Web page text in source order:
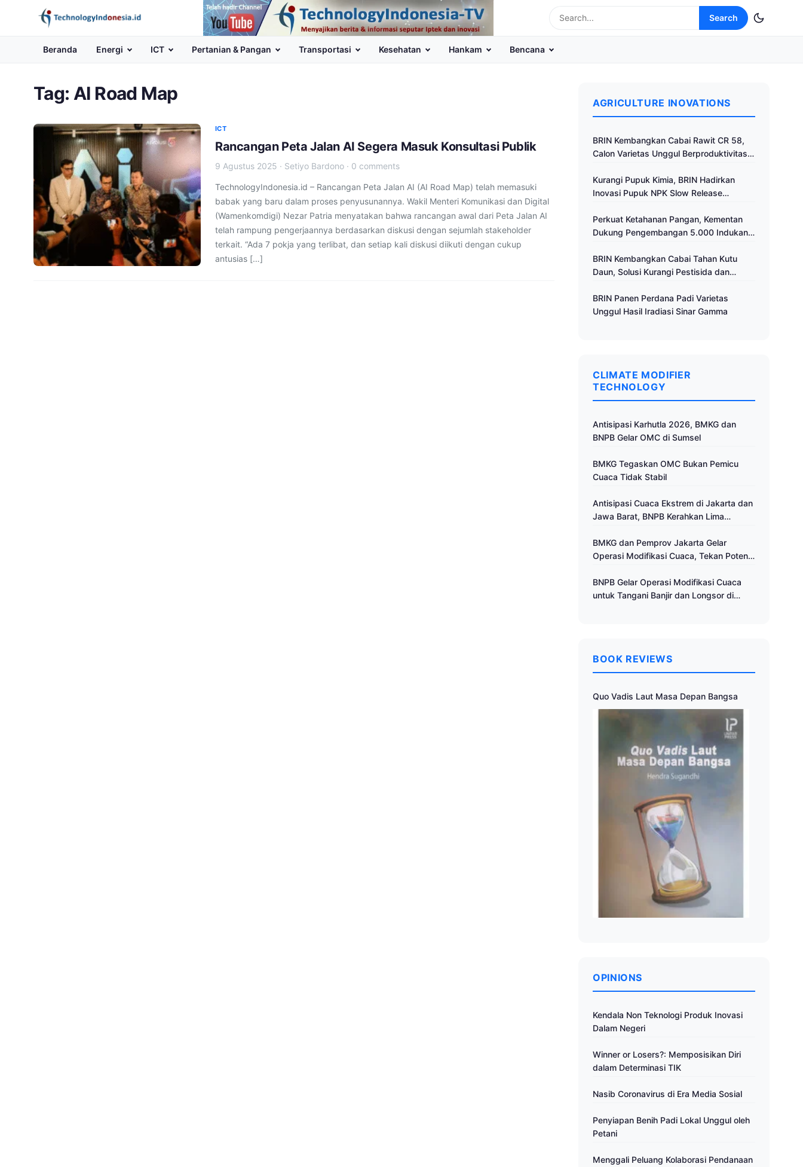
Channel
Youtube
Search
Beranda Energi ICT Pertanian & Pangan Transportasi Kesehatan Hankam Bencana
Tag: AI Road Map
ICT
Rancangan Peta Jalan AI Segera Masuk Konsultasi Publik
9 Agustus 2025 · Setiyo Bardono · 0 comments
TechnologyIndonesia.id – Rancangan Peta Jalan AI (AI Road Map) telah memasuki
babak yang baru dalam proses penyusunannya. Wakil Menteri Komunikasi dan Digital
(Wamenkomdigi) Nezar Patria menyatakan bahwa rancangan awal dari Peta Jalan AI
telah rampung pengerjaannya berdasarkan diskusi dengan sejumlah stakeholder
terkait. “Ada 7 pokja yang terlibat, dan setiap kali diskusi diikuti dengan cukup
antusias […]
AGRICULTURE INOVATIONS
BRIN Kembangkan Cabai Rawit CR 58,
Calon Varietas Unggul Berproduktivitas
Kurangi Pupuk Kimia, BRIN Hadirkan
Inovasi Pupuk NPK Slow Release
Perkuat Ketahanan Pangan, Kementan
Dukung Pengembangan 5.000 Indukan
BRIN Kembangkan Cabai Tahan Kutu
Daun, Solusi Kurangi Pestisida dan
BRIN Panen Perdana Padi Varietas
Unggul Hasil Iradiasi Sinar Gamma
CLIMATE MODIFIER
TECHNOLOGY
Antisipasi Karhutla 2026, BMKG dan
BNPB Gelar OMC di Sumsel
BMKG Tegaskan OMC Bukan Pemicu
Cuaca Tidak Stabil
Antisipasi Cuaca Ekstrem di Jakarta dan
Jawa Barat, BNPB Kerahkan Lima
Cuaca
BMKG dan Pemprov Jakarta Gelar
Operasi Modifikasi Cuaca, Tekan Potensi
BNPB Gelar Operasi Modifikasi Cuaca
untuk Tangani Banjir dan Longsor di
BOOK REVIEWS
Quo Vadis Laut Masa Depan Bangsa
OPINIONS
Kendala Non Teknologi Produk Inovasi
Dalam Negeri
Winner or Losers?: Memposisikan Diri
dalam Determinasi TIK
Nasib Coronavirus di Era Media Sosial
Penyiapan Benih Padi Lokal Unggul oleh
Petani
Menggali Peluang Kolaborasi Pendanaan